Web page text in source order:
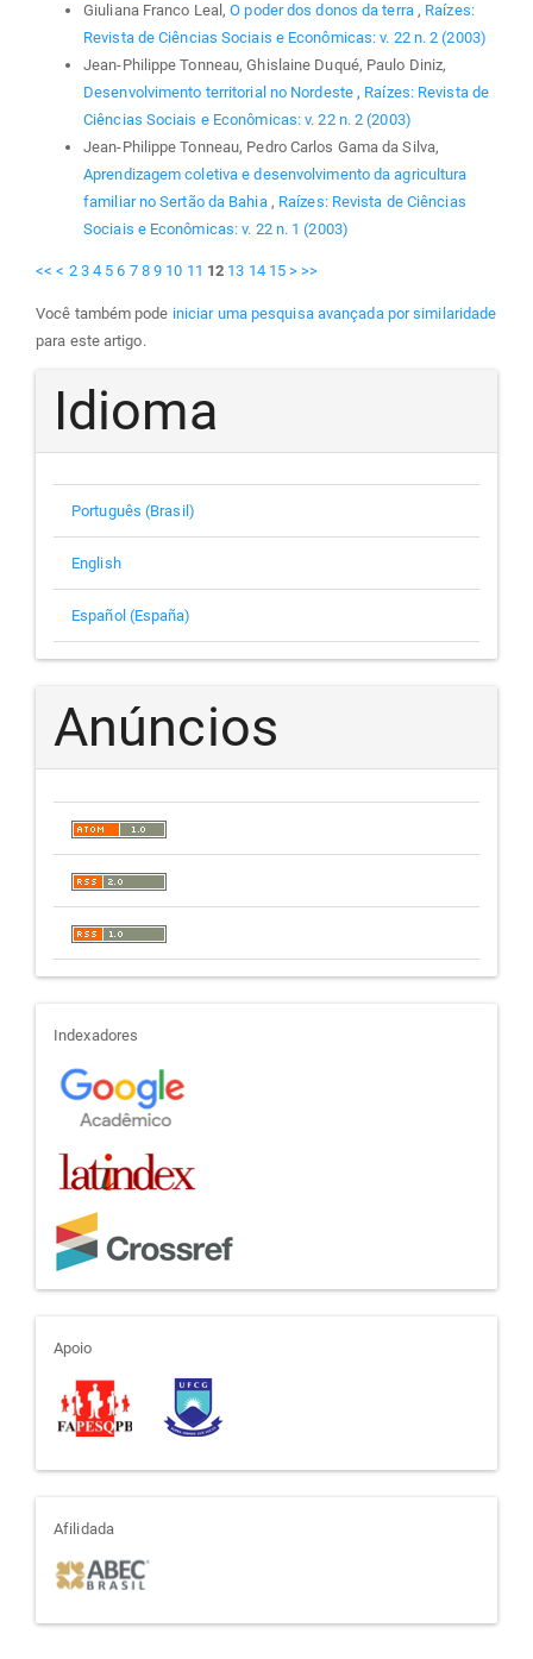
Giuliana Franco Leal,O poder dos donos da terra , Raízes:
Revista de Ciências Sociais e Econômicas: v. 22 n. 2 (2003)
Jean-Philippe Tonneau, Ghislaine Duqué, Paulo Diniz,
Desenvolvimento territorial no Nordeste, Raízes: Revista de
Ciências Sociais e Econômicas: v. 22 n. 2 (2003)
Jean-Philippe Tonneau, Pedro Carlos Gama da Silva,
Aprendizagem coletiva e desenvolvimento da agricultura
familiar no Sertão da Bahia , Raízes: Revista de Ciências
Sociais e Econômicas: v. 22 n. 1 (2003)
<< < 2 3 4 5 6 7 8 9 10 11 12 13 14 15 > >>
Você também pode iniciar uma pesquisa avançada por similaridade
para este artigo.
Idioma
Português (Brasil)
English
Español (España)
Anúncios
indexadores
Indexadores
apoio
Apoio
afiliada
Afilidada